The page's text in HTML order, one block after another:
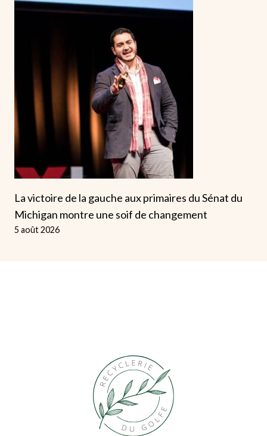
La victoire de la gauche aux primaires du Sénat du
Michigan montre une soif de changement
5 août 2026